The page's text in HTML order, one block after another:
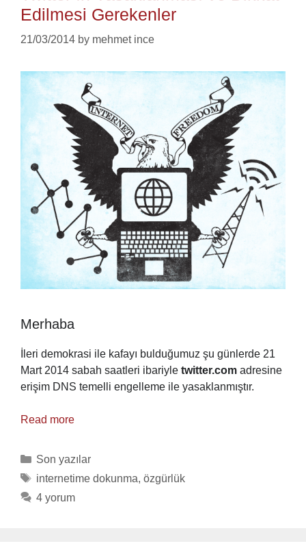
Edilmesi Gerekenler
21/03/2014 by mehmet ince
Merhaba
İleri demokrasi ile kafayı bulduğumuz şu günlerde 21
Mart 2014 sabah saatleri ibariyle twitter.com adresine
erişim DNS temelli engelleme ile yasaklanmıştır.
Read more
Categories
Son yazılar
Tags
internetime dokunma, özgürlük
4 yorum